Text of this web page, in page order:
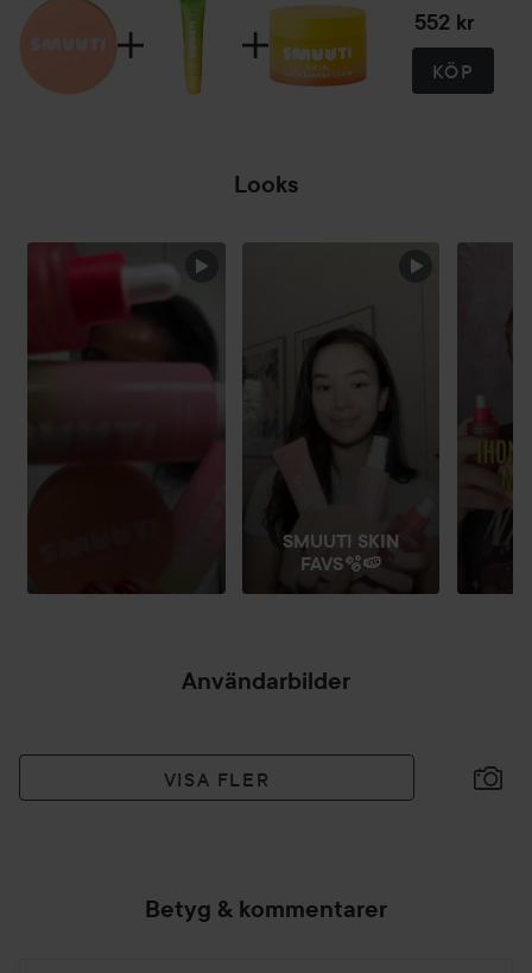
552 kr
KÖP
Looks
HOPPA ÖVER SEKTIONEN
SMUUTI SKIN
FAVS🫧🍉
Användarbilder
VISA FLER
Betyg & kommentarer